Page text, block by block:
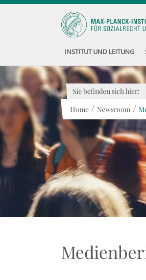
INSTITUT UND LEITUNG
Sie befinden sich hier:
Home / Newsroom /